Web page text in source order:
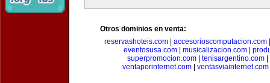
Otros dominios en venta:
reservashoteis.com| accesorioscomputacion.com
eventosusa.com| musicalizacion.com|
superpromocion.com
tenisargentino.com
ventaporinternet.com
ventasviainternet.com